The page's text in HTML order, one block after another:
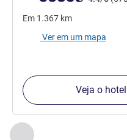
Anterior - Os nossos
Página , Os
Em 1.367 km
Ver em um mapa
Veja o hotel